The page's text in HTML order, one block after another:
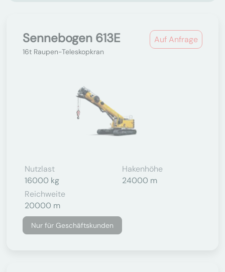
Auf Anfrage
Sennebogen 613E
16t Raupen-Teleskopkran
Nutzlast
16000 kg
Hakenhöhe
24000 m
Reichweite
20000 m
Nur für Geschäftskunden